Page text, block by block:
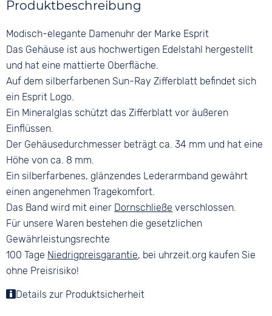
Mineralglas
Keine
Bandschließe
Dornschließe
Produktbeschreibung
Modisch-elegante Damenuhr der Marke Esprit
Das Gehäuse ist aus hochwertigen Edelstahl hergestellt
und hat eine mattierte Oberfläche.
Auf dem silberfarbenen Sun-Ray Zifferblatt befindet sich
ein Esprit Logo.
Ein Mineralglas schützt das Zifferblatt vor äußeren
Einflüssen.
Der Gehäusedurchmesser beträgt ca. 34 mm und hat eine
Höhe von ca. 8 mm.
Ein silberfarbenes, glänzendes Lederarmband gewährt
einen angenehmen Tragekomfort.
Das Band wird mit einer Dornschließe verschlossen.
Für unsere Waren bestehen die gesetzlichen
Gewährleistungsrechte
100 Tage Niedrigpreisgarantie, bei uhrzeit.org kaufen Sie
ohne Preisrisiko!
Details zur Produktsicherheit